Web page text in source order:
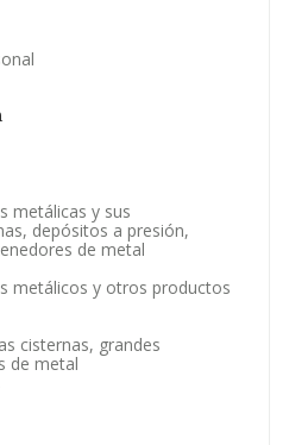
metálicas y sus
depósitos a presión,
de metal
metálicos y otros productos
cisternas, grandes
de metal